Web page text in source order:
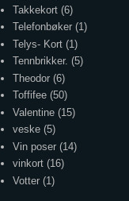
Takkekort (6)
Telefonbøker (1)
Telys- Kort (1)
Tennbrikker. (5)
Theodor (6)
Toffifee (50)
Valentine (15)
veske (5)
Vin poser (14)
vinkort (16)
Votter (1)